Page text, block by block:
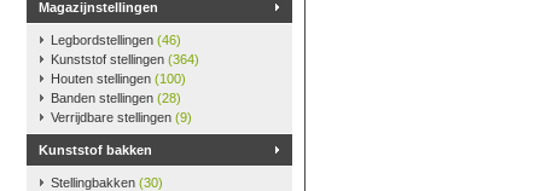
Magazijnstellingen
Legbordstellingen (46)
Kunststof stellingen (364)
Houten stellingen (100)
Banden stellingen (28)
Verrijdbare stellingen (9)
Kunststof bakken
Stellingbakken (30)